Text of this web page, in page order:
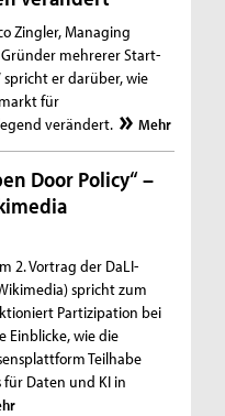
Zingler, Managing
mehrerer Start-
spricht er darüber, wie
für
verändert.
Mehr
Door Policy“ –
2. Vortrag der DaLI-
spricht zum
Partizipation bei
Einblicke, wie die
Teilhabe
Daten und KI in